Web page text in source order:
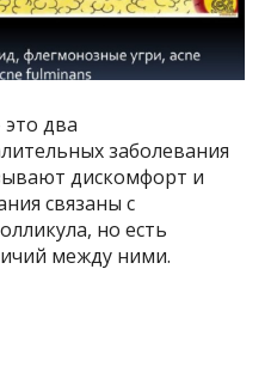
два
заболевания
дискомфорт и
связаны с
но есть
между ними.